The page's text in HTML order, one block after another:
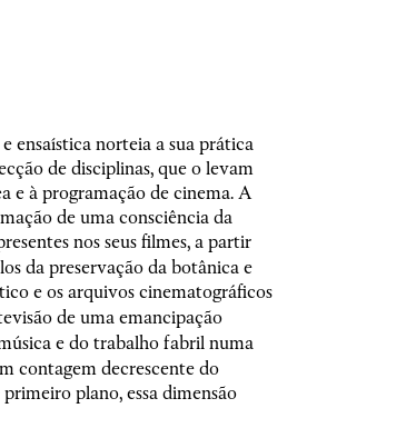
ensaística norteia a sua prática
de disciplinas, que o levam
e à programação de cinema. A
de uma consciência da
nos seus filmes, a partir
da preservação da botânica e
e os arquivos cinematográficos
de uma emancipação
e do trabalho fabril numa
contagem decrescente do
plano, essa dimensão